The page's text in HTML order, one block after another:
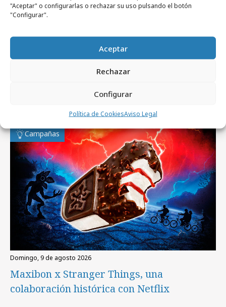
"Aceptar" o configurarlas o rechazar su uso pulsando el botón
"Configurar".
Aceptar
Rechazar
Configurar
Política de CookiesAviso Legal
iProspect seguirá siendo la agencia de
Artículos recientes
Campañas
domingo, 9 de agosto 2026
Maxibon x Stranger Things, una
colaboración histórica con Netflix